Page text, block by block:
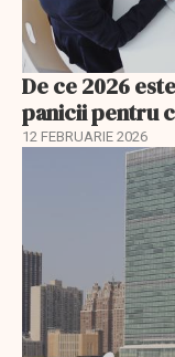
De ce 2026
panicii pentru
12 FEBRUARIE 2026